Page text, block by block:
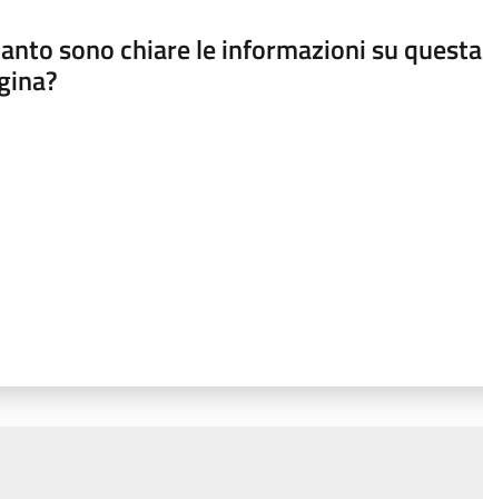
sono chiare le informazioni su questa